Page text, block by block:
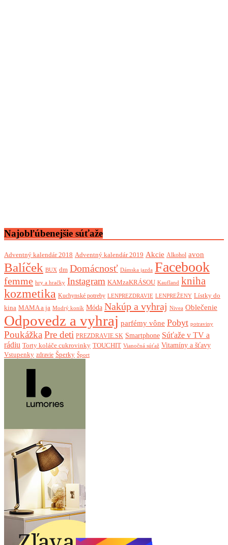
Najobľúbenejšie súťaže
Adventný kalendár 2018 Adventný kalendár 2019 Akcie Alkohol avon
Balíček BUX dm Domácnosť Dámska jazda Facebook
femme hry a hračky Instagram KAMzaKRÁSOU Kaufland kniha
kozmetika Kuchynské potreby LENPREZDRAVIE LENPREŽENY Lístky do
kina MAMA a ja Modrý koník Móda Nakúp a vyhraj Nivea Oblečenie
Odpovedz a vyhraj parfémy vône Pobyt potraviny
Poukážka Pre deti PREZDRAVIE.SK Smartphone Súťaže v TV a
rádiu Torty koláče cukrovinky TOUCHIT Vianočná súťaž Vitamíny a šťavy
Vstupenky zdravie Šperky Šport